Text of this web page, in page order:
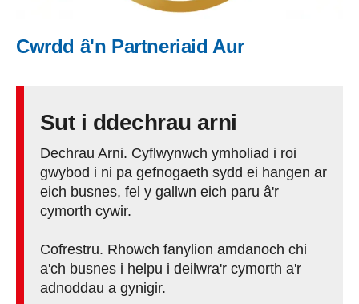
Cwrdd â'n Partneriaid Aur
Sut i ddechrau arni
Dechrau Arni. Cyflwynwch ymholiad i roi
gwybod i ni pa gefnogaeth sydd ei hangen ar
eich busnes, fel y gallwn eich paru â'r
cymorth cywir.
Cofrestru. Rhowch fanylion amdanoch chi
a'ch busnes i helpu i deilwra'r cymorth a'r
adnoddau a gynigir.